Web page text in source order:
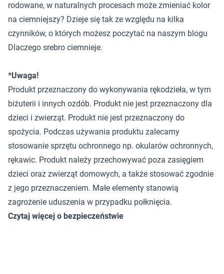
rodowane, w naturalnych procesach może zmieniać kolor
na ciemniejszy? Dzieje się tak ze względu na kilka
czynników, o których możesz poczytać na naszym blogu
Dlaczego srebro ciemnieje.
*Uwaga!
Produkt przeznaczony do wykonywania rękodzieła, w tym
biżuterii i innych ozdób. Produkt nie jest przeznaczony dla
dzieci i zwierząt. Produkt nie jest przeznaczony do
spożycia. Podczas używania produktu zalecamy
stosowanie sprzętu ochronnego np. okularów ochronnych,
rękawic. Produkt należy przechowywać poza zasięgiem
dzieci oraz zwierząt domowych, a także stosować zgodnie
z jego przeznaczeniem. Małe elementy stanowią
zagrożenie uduszenia w przypadku połknięcia.
Czytaj więcej o bezpieczeństwie